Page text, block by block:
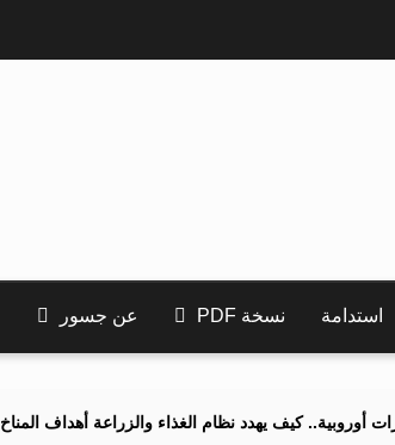
استدامة نسخة PDF عن جسور
أوروبية.. كيف يهدد نظام الغذاء والزراعة أهداف المناخ 2040 و2050؟